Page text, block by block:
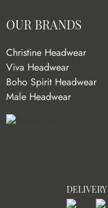
OUR BRANDS
Christine Headwear
Viva Headwear
Boho Spirit Headwear
Male Headwear
DELIVERY